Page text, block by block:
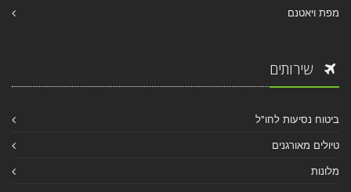
מפת ויאטנם
שירותים
ביטוח נסיעות לחו"ל
טיולים מאורגנים
מלונות